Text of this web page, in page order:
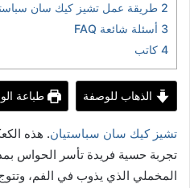
2 طريقة عمل تشيز كيك سان
3 أسئلة شائعة FAQ
4 كاتب
الذهاب للوصفة طباعة
تشيز كيك سان سباستيان. هذه
تجربة حسية فريدة تأسر الحواس
المخملي الذي يذوب في الفم، وتتوج